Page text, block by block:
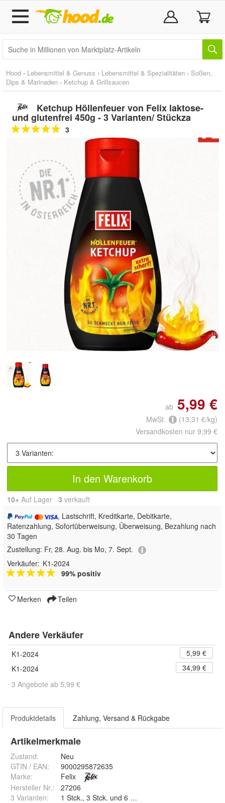
Hood › Lebensmittel & Genuss › Lebensmittel & Spezialitäten › Soßen,
Dips & Marinaden › Ketchup & Grillsaucen
Ketchup Höllenfeuer von Felix laktose-
und glutenfrei 450g - 3 Varianten/ Stückza
3
Doppelt antippen zum
vergrößern
ab 5,99 €
MwSt.
(13,31 €/kg)
Versandkosten nur 9,99 €
In den Warenkorb
10+ Auf Lager 3 verkauft
, Lastschrift, Kreditkarte, Debitkarte,
Ratenzahlung, Sofortüberweisung, Überweisung, Bezahlung nach
30 Tagen
Zustellung: Fr, 28. Aug. bis Mo, 7. Sept.
Verkäufer: K1-2024
99% positiv
Merken Teilen
Andere Verkäufer
K1-2024
5,99 €
K1-2024
34,99 €
3 Angebote ab 5,99 €
Produktdetails Zahlung, Versand & Rückgabe
Artikelmerkmale
Zustand:
Neu
GTIN / EAN:
9000295872635
Marke:
Felix
Hersteller Nr.:
27206
3 Varianten: 1 Stck., 3 Stck. und 6 Stck.